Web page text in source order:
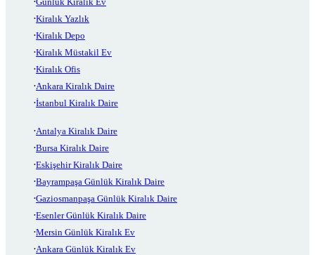
Kiralık Yazlık
Kiralık Depo
Kiralık Müstakil Ev
Kiralık Ofis
Ankara Kiralık Daire
İstanbul Kiralık Daire
Antalya Kiralık Daire
Bursa Kiralık Daire
Eskişehir Kiralık Daire
Bayrampaşa Günlük Kiralık Daire
Gaziosmanpaşa Günlük Kiralık Daire
Esenler Günlük Kiralık Daire
Mersin Günlük Kiralık Ev
Ankara Günlük Kiralık Ev